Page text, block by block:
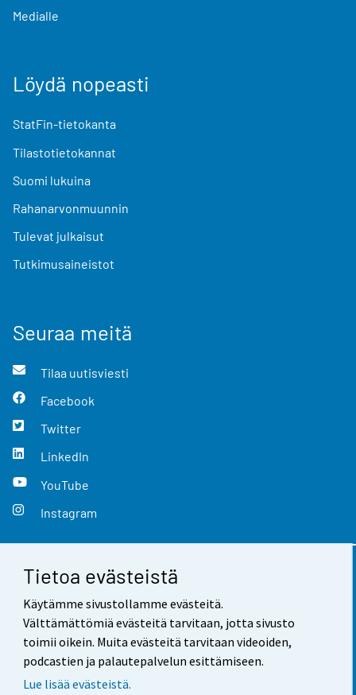
Tietoa evästeistä
Käytämme sivustollamme evästeitä.
Välttämättömiä evästeitä tarvitaan, jotta sivusto
toimii oikein. Muita evästeitä tarvitaan videoiden,
podcastien ja palautepalvelun esittämiseen.
Lue lisää evästeistä.
Medialle
Löydä nopeasti
StatFin-tietokanta
Tilastotietokannat
Suomi lukuina
Rahanarvonmuunnin
Tulevat julkaisut
Tutkimusaineistot
Seuraa meitä
Tilaa uutisviesti
Facebook
Twitter
LinkedIn
YouTube
Instagram
Yhteystiedot
Palaute
Käyttöehdot